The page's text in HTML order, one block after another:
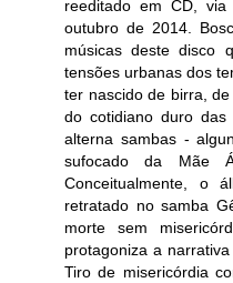
reeditado em CD,
outubro de 2014.
músicas deste disco
tensões urbanas dos
ter nascido de birra,
do cotidiano duro das
alterna sambas -
sufocado da Mãe
Conceitualmente, o
retratado no samba
morte sem
protagoniza a
Tiro de misericórdia